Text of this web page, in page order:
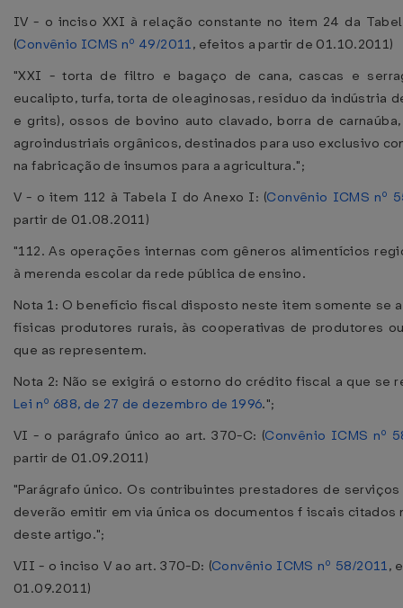
IV - o inciso XXI à relação constante no item 24 da
(Convênio ICMS nº 49/2011, efeitos a partir de 01.10.2011)
"XXI - torta de filtro e bagaço de cana, cascas e
eucalipto, turfa, torta de oleaginosas, resíduo da indústria
e grits), ossos de bovino auto clavado, borra de
agroindustriais orgânicos, destinados para uso exclusivo
na fabricação de insumos para a agricultura.";
V - o item 112 à Tabela I do Anexo I: (Convênio ICMS nº
partir de 01.08.2011)
"112. As operações internas com gêneros alimentícios
à merenda escolar da rede pública de ensino.
Nota 1: O benefício fiscal disposto neste item somente se
físicas produtores rurais, às cooperativas de produtores
que as representem.
Nota 2: Não se exigirá o estorno do crédito fiscal a que se
Lei nº 688, de 27 de dezembro de 1996.";
VI - o parágrafo único ao art. 370-C: (Convênio ICMS nº
partir de 01.09.2011)
"Parágrafo único. Os contribuintes prestadores de
deverão emitir em via única os documentos f iscais
deste artigo.";
VII - o inciso V ao art. 370-D: (Convênio ICMS nº 58/2011,
01.09.2011)